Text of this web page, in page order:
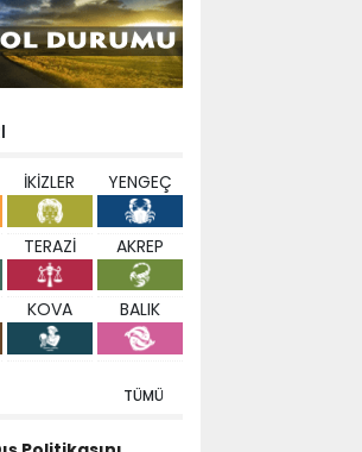
İKİZLER YENGEÇ
TERAZİ AKREP
KOVA BALIK
TÜMÜ